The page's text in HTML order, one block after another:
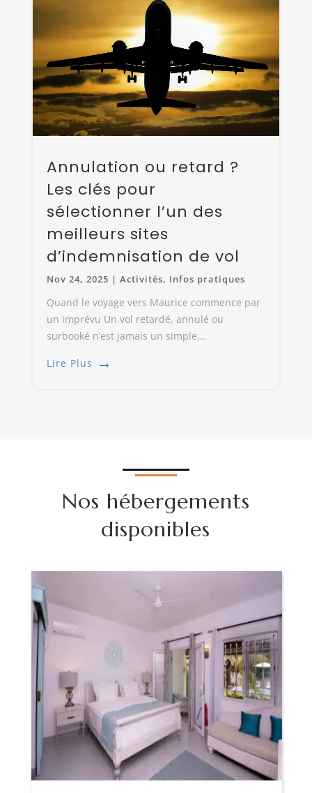
Annulation ou retard ?
Les clés pour
sélectionner l’un des
meilleurs sites
d’indemnisation de vol
Nov 24, 2025 | Activités, Infos pratiques
Quand le voyage vers Maurice commence par
un imprévu Un vol retardé, annulé ou
surbooké n’est jamais un simple...
Lire Plus
Nos hébergements
disponibles